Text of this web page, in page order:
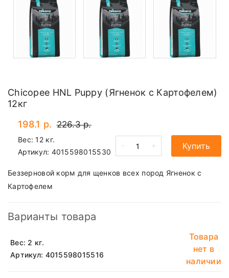
Chicopee HNL Puppy (Ягненок с Картофелем)
12кг
198.1 р. 226.3 р.
Вес: 12 кг.
Артикул: 4015598015530
- + Купить
Беззерновой корм для щенков всех пород Ягненок с
Картофелем
Варианты товара
Вес: 2 кг.
Артикул: 4015598015516
Товара
нет в
наличии